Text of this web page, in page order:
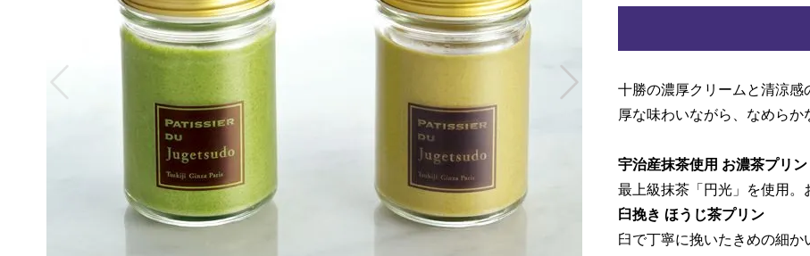
十勝の濃厚クリームと清涼
厚な味わいながら、なめらか
宇治産抹茶使用 お濃茶プリン
最上級抹茶「円光」を使用。
臼挽き ほうじ茶プリン
臼で丁寧に挽いたきめの細